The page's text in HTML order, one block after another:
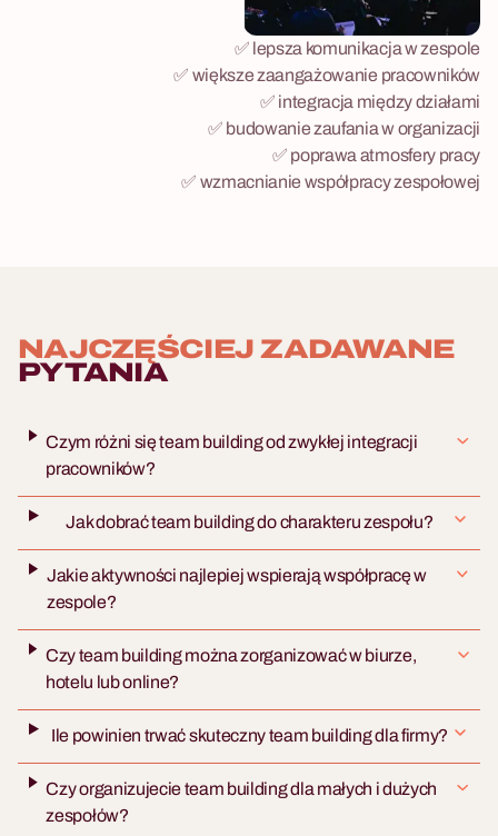
✅ lepsza komunikacja w zespole
✅ większe zaangażowanie pracowników
✅ integracja między działami
✅ budowanie zaufania w organizacji
✅ poprawa atmosfery pracy
✅ wzmacnianie współpracy zespołowej
NAJCZĘŚCIEJ ZADAWANE
PYTANIA
Czym różni się team building od zwykłej integracji
pracowników?
Jak dobrać team building do charakteru zespołu?
Jakie aktywności najlepiej wspierają współpracę w
zespole?
Czy team building można zorganizować w biurze,
hotelu lub online?
Ile powinien trwać skuteczny team building dla firmy?
Czy organizujecie team building dla małych i dużych
zespołów?